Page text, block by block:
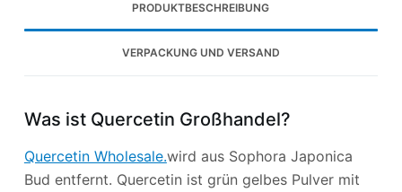
PRODUKTBESCHREIBUNG
VERPACKUNG UND VERSAND
Was ist Quercetin Großhandel?
Quercetin Wholesale.wird aus Sophora Japonica
Bud entfernt. Quercetin ist grün gelbes Pulver mit